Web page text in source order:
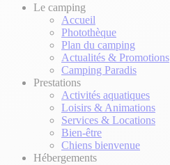
Le camping
Accueil
Photothèque
Plan du camping
Actualités & Promotions
Camping Paradis
Prestations
Activités aquatiques
Loisirs & Animations
Services & Locations
Bien-être
Chiens bienvenue
Hébergements